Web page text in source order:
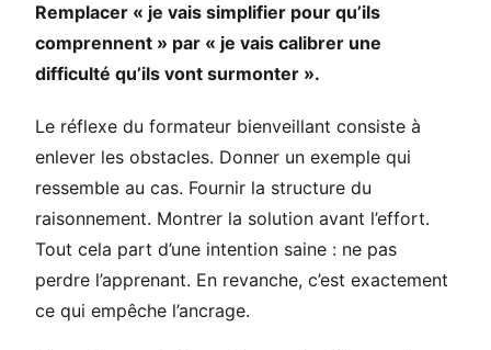
Remplacer « je vais simplifier pour qu’ils
comprennent » par « je vais calibrer une
difficulté qu’ils vont surmonter ».
Le réflexe du formateur bienveillant consiste à
enlever les obstacles. Donner un exemple qui
ressemble au cas. Fournir la structure du
raisonnement. Montrer la solution avant l’effort.
Tout cela part d’une intention saine : ne pas
perdre l’apprenant. En revanche, c’est exactement
ce qui empêche l’ancrage.